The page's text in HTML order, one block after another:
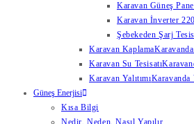
Karavan Güneş
Karavan İnverter
Şebekeden Şarj
Karavan Kaplama
Karavan Su Tesisatı
Karavan YalıtımıKaravanda
Güneş Enerjisi
Kısa Bilgi
Nedir, Neden. Nasıl Yapılır